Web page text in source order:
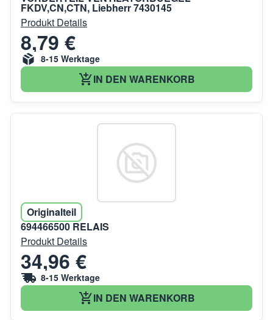
FKDV,CN,CTN, Liebherr 7430145
Produkt Details
8,79 €
8-15 Werktage
IN DEN WARENKORB
Originalteil
694466500 RELAIS
Produkt Details
34,96 €
8-15 Werktage
IN DEN WARENKORB